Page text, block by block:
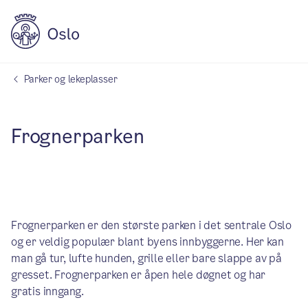
Parker og lekeplasser
Frognerparken
Frognerparken er den største parken i det sentrale Oslo
og er veldig populær blant byens innbyggerne. Her kan
man gå tur, lufte hunden, grille eller bare slappe av på
gresset. Frognerparken er åpen hele døgnet og har
gratis inngang.